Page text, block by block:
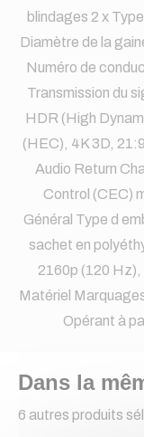
blindages 2 x
Diamètre de la
Numéro de
Transmission du
HDR (High
(HEC), 4K 3D,
Audio Return
Control (CEC)
Général Type d
sachet en
2160p (120
Matériel
Opérant à
Dans la
6 autres produits